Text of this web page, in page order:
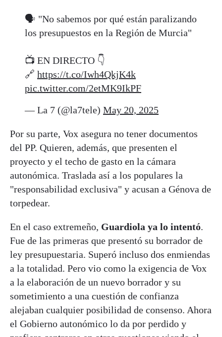
🗣️ "No sabemos por qué están paralizando
los presupuestos en la Región de Murcia"
📺 EN DIRECTO 👇
🔗 https://t.co/Iwh4QkjK4k
pic.twitter.com/2etMK9IkPF
— La 7 (@la7tele) May 20, 2025
Por su parte, Vox asegura no tener documentos
del PP. Quieren, además, que presenten el
proyecto y el techo de gasto en la cámara
autonómica. Traslada así a los populares la
"responsabilidad exclusiva" y acusan a Génova de
torpedear.
En el caso extremeño, Guardiola ya lo intentó.
Fue de las primeras que presentó su borrador de
ley presupuestaria. Superó incluso dos enmiendas
a la totalidad. Pero vio como la exigencia de Vox
a la elaboración de un nuevo borrador y su
sometimiento a una cuestión de confianza
alejaban cualquier posibilidad de consenso. Ahora
el Gobierno autonómico lo da por perdido y